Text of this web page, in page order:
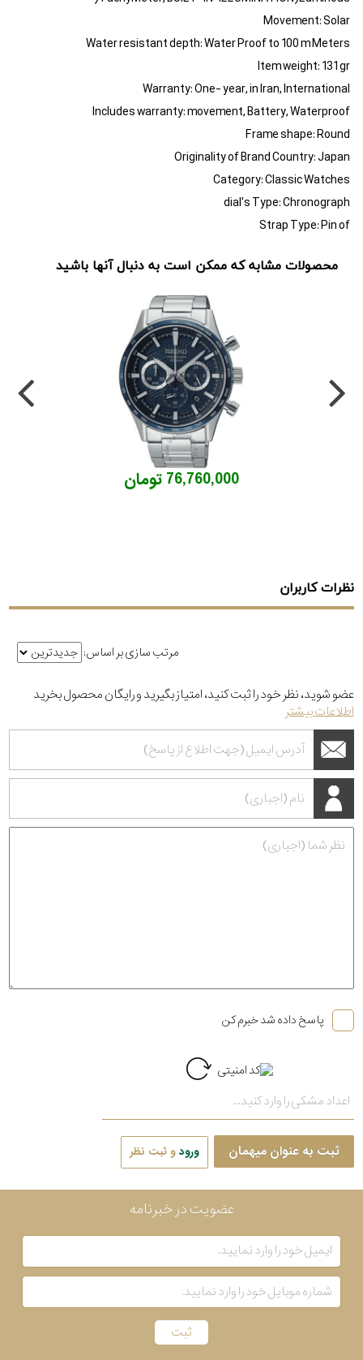
Movement: Solar
Water resistant depth: Water Proof to 100 m Meters
Item weight: 131 gr
Warranty: One- year, in Iran, International
Includes warranty: movement, Battery, Waterproof
Frame shape: Round
Originality of Brand Country: Japan
Category: Classic Watches
dial's Type: Chronograph
Strap Type: Pin of
محصولات مشابه که ممکن است به دنبال آنها باشید
76,760,000 تومان
نظرات کاربران
مرتب سازی بر اساس:
عضو شوید، نظر خود را ثبت کنید، امتیاز بگیرید و رایگان محصول بخرید
اطلاعات بیشتر
پاسخ داده شد خبرم کن
ثبت به عنوان میهمان ورودو ثبت نظر
عضویت در خبرنامه